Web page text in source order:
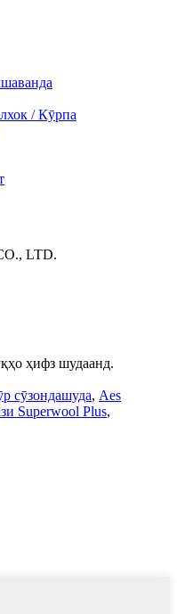
/ Кӯрпа
LTD.
ҳифз шудаанд.
сӯзондашуда, Aes
Superwool Plus,